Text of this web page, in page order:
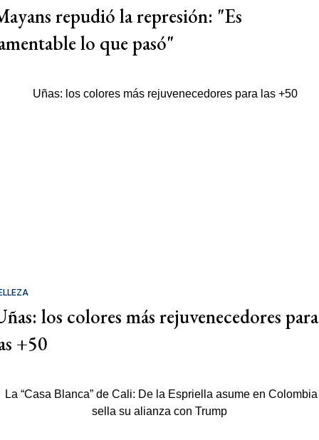
repudió la represión: "Es
lo que pasó"
los colores más rejuvenecedores para
+50